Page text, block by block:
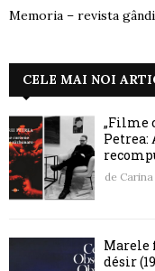
Memoria – revista
CELE MAI NOI
„Filme
Petrea:
de Carina
Marele
désir